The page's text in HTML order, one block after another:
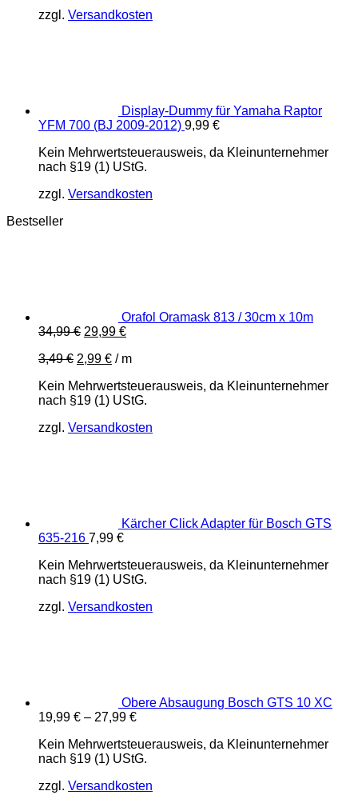
zzgl. Versandkosten
Display-Dummy für Yamaha Raptor
YFM 700 (BJ 2009-2012) 9,99 €
Kein Mehrwertsteuerausweis, da Kleinunternehmer
nach §19 (1) UStG.
zzgl. Versandkosten
Bestseller
Orafol Oramask 813 / 30cm x 10m
34,99€ Ursprünglicher
war:
29,99 €Aktueller
ist:
3,49€ 2,99 € / m
Kein Mehrwertsteuerausweis, da Kleinunternehmer
nach §19 (1) UStG.
zzgl. Versandkosten
Kärcher Click Adapter für Bosch GTS
635-216 7,99 €
Kein Mehrwertsteuerausweis, da Kleinunternehmer
nach §19 (1) UStG.
zzgl. Versandkosten
Obere Absaugung Bosch GTS 10 XC
19,99 € – 27,99 €
Kein Mehrwertsteuerausweis, da Kleinunternehmer
nach §19 (1) UStG.
zzgl. Versandkosten